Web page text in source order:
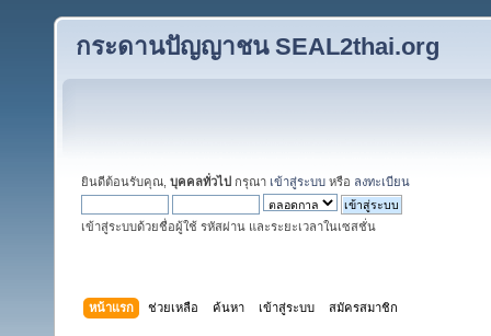
กระดานปัญญาชน SEAL2thai.org
ยินดีต้อนรับคุณ, บุคคลทั่วไป กรุณา เข้าสู่ระบบ หรือ ลงทะเบียน
เข้าสู่ระบบด้วยชื่อผู้ใช้ รหัสผ่าน และระยะเวลาในเซสชั่น
หน้าแรก ช่วยเหลือ ค้นหา เข้าสู่ระบบ สมัครสมาชิก